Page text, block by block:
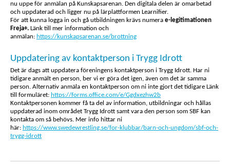
nu uppe för anmälan på Kunskapsarenan. Den digitala delen är omarbetad
och uppdaterad och ligger nu på lärplattformen Learnifier.
För att kunna logga in och gå utbildningen krävs numera e-legitimationen
Freja+. Länk till mer information och
anmälan: https://kunskapsarenan.se/brottning
Uppdatering av kontaktperson i Trygg Idrott
Det är dags att uppdatera föreningens kontaktperson i Trygg Idrott. Har ni
tidigare anmält en person, ber vi er göra det igen, även om det är samma
person. Alternativ anmäla en kontaktperson om ni inte gjort det tidigare Länk
till formuläret: https://forms.office.com/e/Ggdxezhw2b
Kontaktpersonen kommer få ta del av information, utbildningar och hållas
uppdaterad inom området Trygg Idrott samt vara den person som SBF kan
kontakta om så behövs. Mer info hittar ni
här: https://www.swedewrestling.se/for-klubbar/barn-och-ungdom/sbf-och-
trygg-idrott